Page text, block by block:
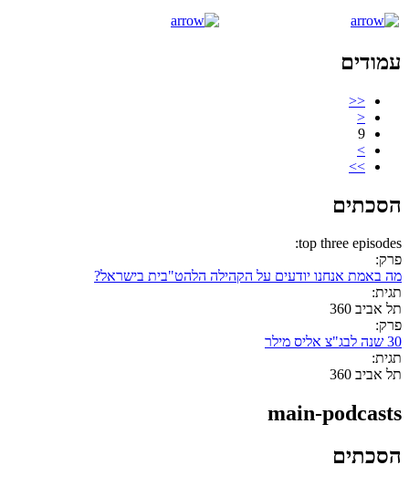
עמודים
<<
<
9
>
>>
הסכתים
top three episodes:
פרק:
מה באמת אנחנו יודעים על הקהילה הלהט"בית בישראל?
תגית:
תל אביב 360
פרק:
30 שנה לבג"צ אליס מילר
תגית:
תל אביב 360
main-podcasts
הסכתים